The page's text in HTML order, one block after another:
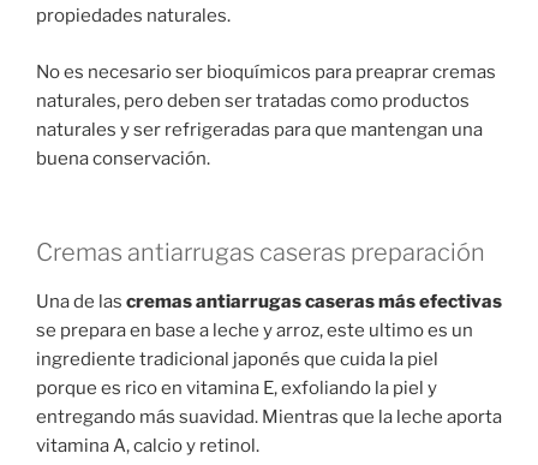
propiedades naturales.
No es necesario ser bioquímicos para preaprar cremas
naturales, pero deben ser tratadas como productos
naturales y ser refrigeradas para que mantengan una
buena conservación.
Cremas antiarrugas caseras preparación
Una de las cremas antiarrugas caseras más efectivas
se prepara en base a leche y arroz, este ultimo es un
ingrediente tradicional japonés que cuida la piel
porque es rico en vitamina E, exfoliando la piel y
entregando más suavidad. Mientras que la leche aporta
vitamina A, calcio y retinol.